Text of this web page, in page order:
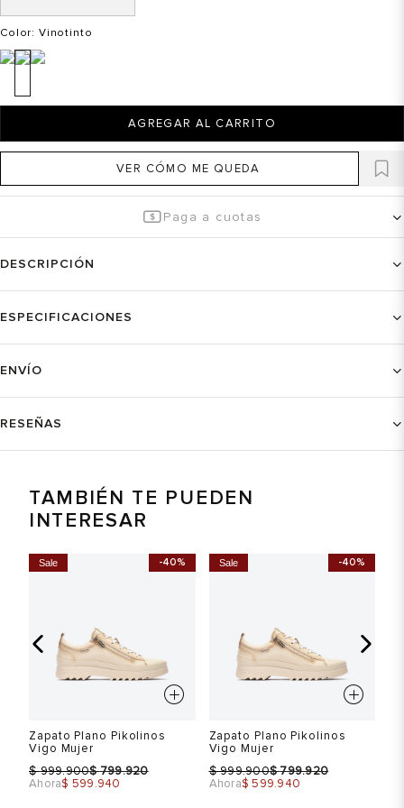
Color: Vinotinto
AGREGAR AL CARRITO
VER CÓMO ME QUEDA
Paga a cuotas
DESCRIPCIÓN
ESPECIFICACIONES
ENVÍO
RESEÑAS
TAMBIÉN TE PUEDEN
INTERESAR
-40%
Sale
Zapato Plano Pikolinos
Vigo Mujer
$999.900$799.920
Ahora$ 599.940
-40%
Sale
Zapato Plano Pikolinos
Vigo Mujer
$999.900$799.920
Ahora$ 599.940